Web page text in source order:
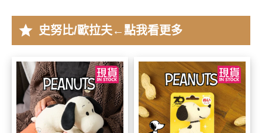
star 史努比/歐拉夫←點我看更多